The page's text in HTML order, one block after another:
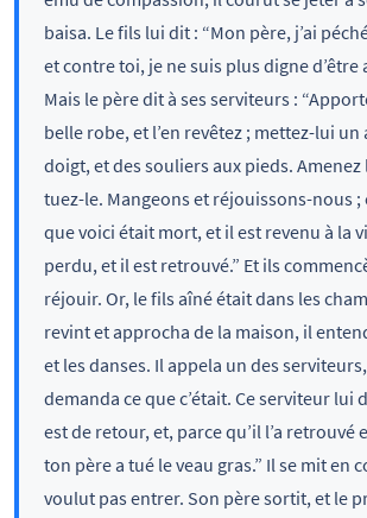
baisa. Le fils lui dit : “Mon père, j’ai
et contre toi, je ne suis plus digne d’être
Mais le père dit à ses serviteurs :
belle robe, et l’en revêtez ; mettez-lui un
doigt, et des souliers aux pieds. Amenez
tuez-le. Mangeons et réjouissons-nous ;
que voici était mort, et il est revenu à la
perdu, et il est retrouvé.” Et ils
réjouir. Or, le fils aîné était dans les
revint et approcha de la maison, il
et les danses. Il appela un des
demanda ce que c’était. Ce serviteur lui
est de retour, et, parce qu’il l’a retrouvé
ton père a tué le veau gras.” Il se mit en
voulut pas entrer. Son père sortit, et le